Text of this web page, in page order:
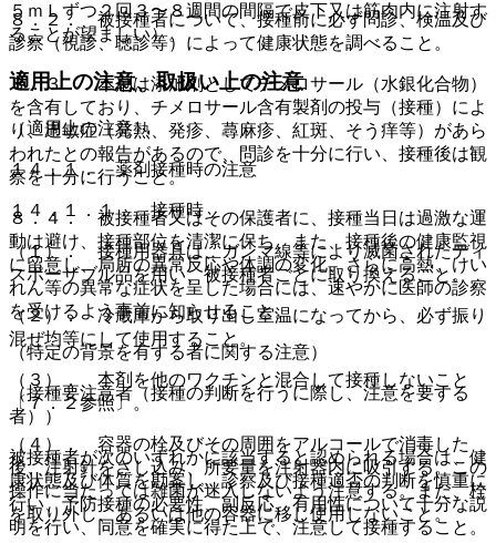
５ｍＬずつ２回３〜８週間の間隔で皮下又は筋肉内に注射す
ることが望ましい）。
適用上の注意、取扱い上の注意
（適用上の注意）
１４．１． 薬剤接種時の注意
１４．１．１． 接種時
（１）． 接種用器具は、ガンマ線等により滅菌されたディ
スポーザブル品を用い、被接種者ごとに取り換えること。
（２）． 冷蔵庫から取り出し室温になってから、必ず振り
混ぜ均等にして使用すること。
（３）． 本剤を他のワクチンと混合して接種しないこと
〔７．２参照〕。
（４）． 容器の栓及びその周囲をアルコールで消毒した
後、注射針をさし込み、所要量を注射器内に吸引する。この
操作に当たっては雑菌が迷入しないよう注意する。また、栓
を取り外し、あるいは他の容器に移し使用しないこと。
８．２． 被接種者について、接種前に必ず問診、検温及び
診察（視診、聴診等）によって健康状態を調べること。
８．３． 本剤は添加剤としてチメロサール（水銀化合物）
を含有しており、チメロサール含有製剤の投与（接種）によ
り、過敏症（発熱、発疹、蕁麻疹、紅斑、そう痒等）があら
われたとの報告があるので、問診を十分に行い、接種後は観
察を十分に行うこと。
８．４． 被接種者又はその保護者に、接種当日は過激な運
動は避け、接種部位を清潔に保ち、また、接種後の健康監視
に留意し、局所の異常反応や体調の変化、さらに高熱、けい
れん等の異常な症状を呈した場合には、速やかに医師の診察
を受けるよう事前に知らせること。
（特定の背景を有する者に関する注意）
（接種要注意者（接種の判断を行うに際し、注意を要する
者））
被接種者が次のいずれかに該当すると認められる場合は、健
康状態及び体質を勘案し、診察及び接種適否の判断を慎重に
行い、予防接種の必要性、副反応、有用性について十分な説
明を行い、同意を確実に得た上で、注意して接種すること。